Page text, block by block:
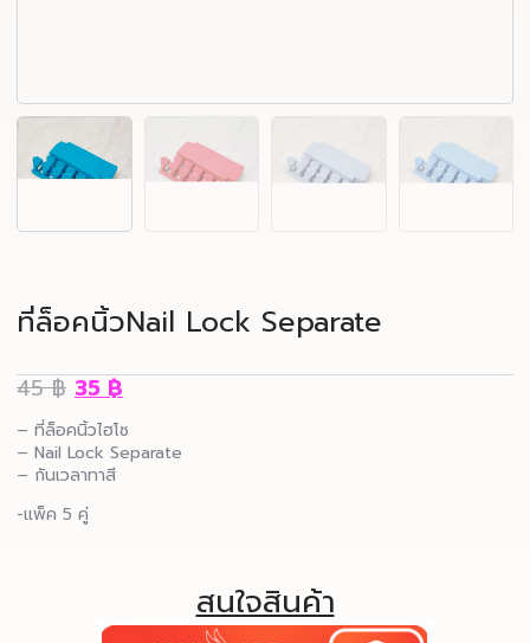
ที่ล็อคนิ้วNail Lock Separate
45฿ 35 ฿
– ที่ล็อคนิ้วไฮโซ
– Nail Lock Separate
– กันเวลาทาสี
-แพ็ค 5 คู่
สนใจสินค้า